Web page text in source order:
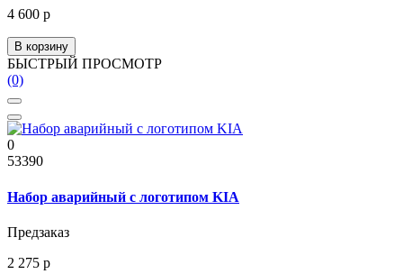
4 600 р
В корзину
БЫСТРЫЙ ПРОСМОТР
(0)
0
53390
Набор аварийный с логотипом KIA
Предзаказ
2 275 р